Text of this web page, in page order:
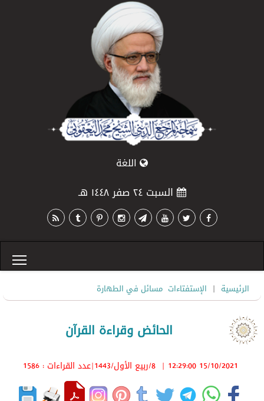
اللغة
السبت ٢٤ صفر ١٤٤٨ هـ
الرئيسية | الإستفتاءات مسائل في الطهارة
الحائض وقراءة القرآن
15/10/2021 12:29:00
| 8/ربيع الأول/1443 |عدد القراءات : 1586